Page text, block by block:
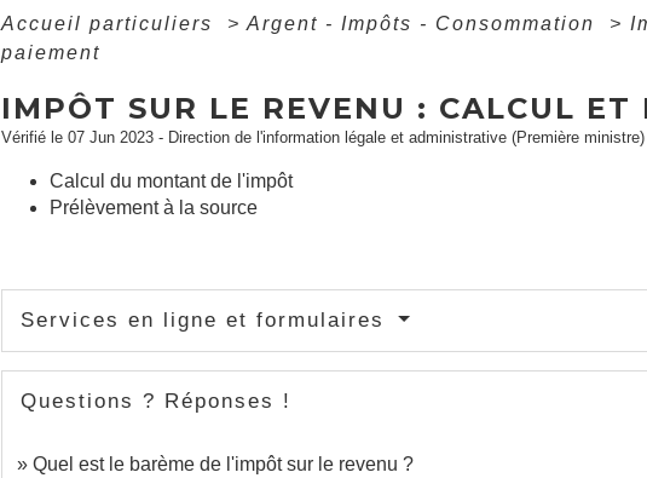
Accueil particuliers > Argent - Impôts - Consommation >
paiement
IMPÔT SUR LE REVENU : CALCUL ET
Vérifié le 07 Jun 2023 - Direction de l'information légale et administrative (Première ministre)
Calcul du montant de l'impôt
Prélèvement à la source
Services en ligne et formulaires
Questions ? Réponses !
Quel est le barème de l'impôt sur le revenu ?